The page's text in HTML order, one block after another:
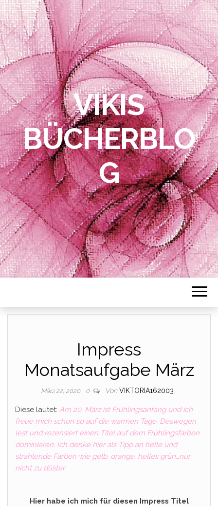
VIKIS
BÜCHERBLO
G
Impress
Monatsaufgabe März
März 22, 2020 0 Von VIKTORIA162003
Diese lautet: Am 20. März ist Frühlingsanfang und ich
freue mich schon so auf die warmen Tage. Deswegen
lest und rezensiert einen Titel auf dem Frühlingsfarben
dominieren. Ich denke hier als Tipp an helle und
strahlende Farben wie gelb, orange, helles grün…nur
nicht zu düster.
Hier habe ich mich für diesen Impress Titel